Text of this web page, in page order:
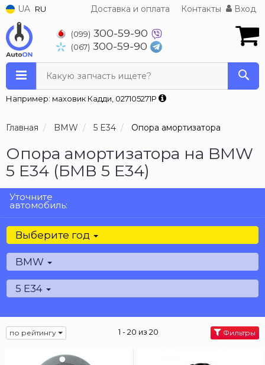
UA RU Доставка и оплата Контакты Вход
(099) 300-59-90
(067) 300-59-90
Какую запчасть ищете?
Например: маховик Кадди, 027105271P
Главная BMW 5 E34 Опора амортизатора
Опора амортизатора на BMW
5 E34 (БМВ 5 Е34)
Уточните
автомобиль:
Выберите год
BMW
5 E34
по рейтингу 1 - 20 из 20 Фильтры